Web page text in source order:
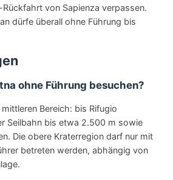
Rückfahrt von Sapienza verpassen.
dürfe überall ohne Führung bis
ohne Führung besuchen?
Bereich: bis Rifugio
Seilbahn bis etwa 2.500 m sowie
Die obere Kraterregion darf nur mit
betreten werden, abhängig von